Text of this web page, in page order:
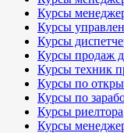
Курсы
Курсы
Курсы
Курсы продаж
Курсы техник
Курсы по
Курсы по
Курсы риелтора
Курсы